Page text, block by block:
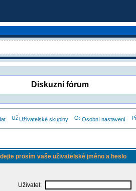
Diskuzní fórum
Uživatelské skupiny Osobní nastavení
prosím vaše uživatelské jméno a heslo
Uživatel: